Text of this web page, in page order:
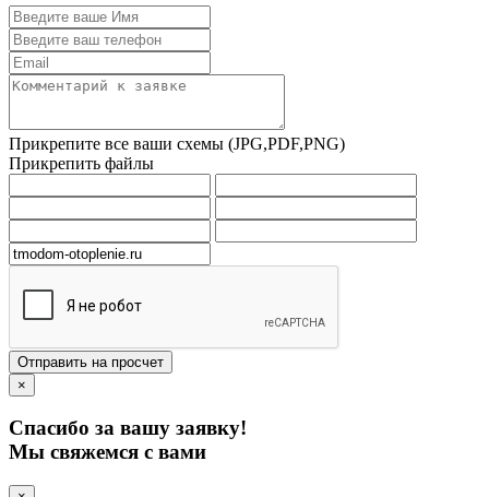
Прикрепите все ваши схемы (JPG,PDF,PNG)
Прикрепить файлы
Отправить на просчет
×
Спасибо за вашу заявку!
Мы свяжемся с вами